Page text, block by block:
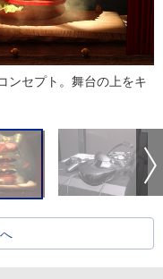
ンセプト。舞台の上をキ